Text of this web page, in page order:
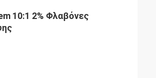
10:1 2% Φλαβόνες